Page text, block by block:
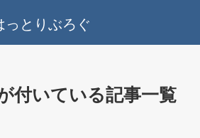
っとりぶろぐ
付いている記事一覧